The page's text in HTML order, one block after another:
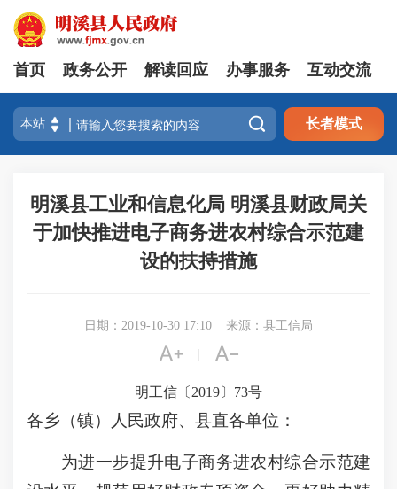
首页 政务公开 解读回应 办事服务 互动交流
 长者模式
明溪县工业和信息化局 明溪县财政局关
于加快推进电子商务进农村综合示范建
设的扶持措施
日期：2019-10-30 17:10 来源：县工信局
 
明工信〔2019〕73号
各乡（镇）人民政府、县直各单位：
为进一步提升电子商务进农村综合示范建